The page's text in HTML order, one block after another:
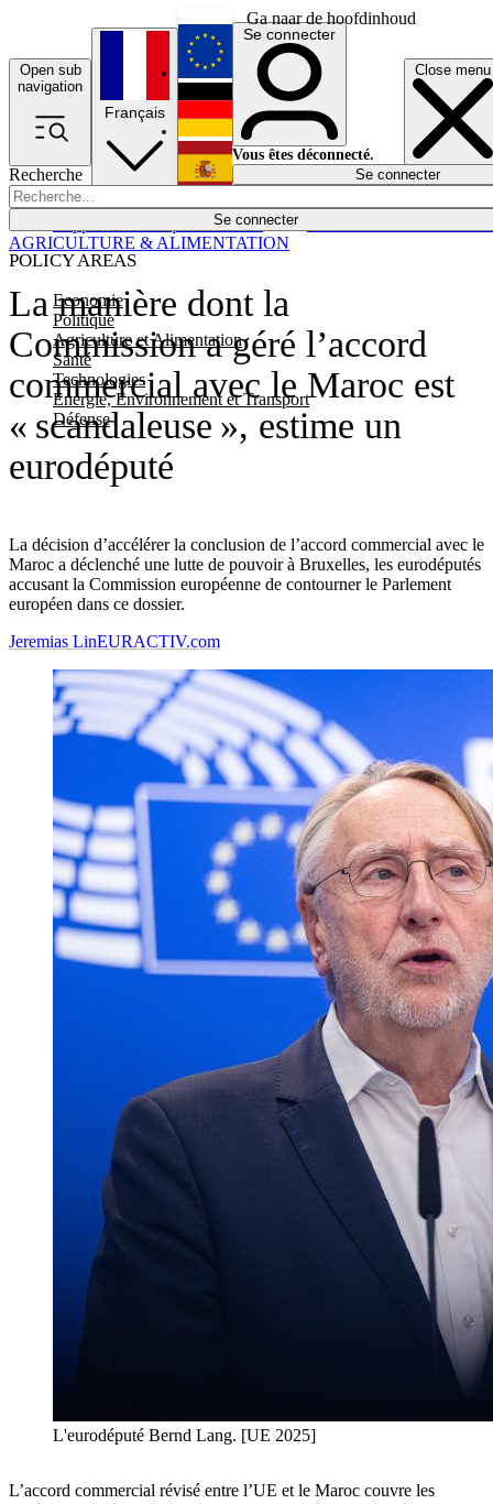
Ga naar de hoofdinhoud
Open sub
navigation
Close menu
Recherche
Se connecter
POLICY AREAS
Economie
Politique
Agriculture et Alimentation
Santé
Technologies
Energie, Environnement et Transport
Défense
Économie
Français
English
Deutsch
Español
Se connecter
Vous êtes déconnecté.
Se connecter
La manière dont la
Commission a géré l’accord
commercial avec le Maroc est
« scandaleuse », estime un
eurodéputé
La décision d’accélérer la conclusion de l’accord commercial avec le
Maroc a déclenché une lutte de pouvoir à Bruxelles, les eurodéputés
accusant la Commission européenne de contourner le Parlement
européen dans ce dossier.
AGRICULTURE & ALIMENTATION
Jeremias LinEURACTIV.com
L'eurodéputé Bernd Lang. [UE 2025]
L’accord commercial révisé entre l’UE et le Maroc couvre les